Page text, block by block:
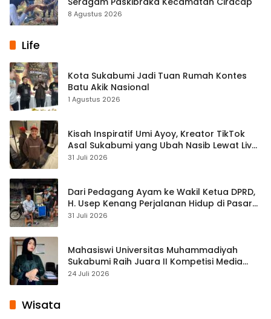
8 Agustus 2026
Life
Kota Sukabumi Jadi Tuan Rumah Kontes
Batu Akik Nasional
1 Agustus 2026
Kisah Inspiratif Umi Ayoy, Kreator TikTok
Asal Sukabumi yang Ubah Nasib Lewat Live
Streaming
31 Juli 2026
Dari Pedagang Ayam ke Wakil Ketua DPRD,
H. Usep Kenang Perjalanan Hidup di Pasar
Cisaat
31 Juli 2026
Mahasiswi Universitas Muhammadiyah
Sukabumi Raih Juara II Kompetisi Media
Pembelajaran Digital Tingkat Internasional
24 Juli 2026
Wisata